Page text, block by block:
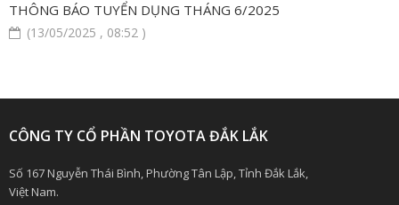
THÔNG BÁO TUYỂN DỤNG THÁNG 6/2025
(13/05/2025 , 08:52 )
CÔNG TY CỔ PHẦN TOYOTA ĐẮK LẮK
Số 167 Nguyễn Thái Bình, Phường Tân Lập, Tỉnh Đắk Lắk,
Việt Nam.